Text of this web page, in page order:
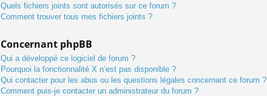
Quels fichiers joints sont autorisés sur ce forum ?
Comment trouver tous mes fichiers joints ?
Concernant phpBB
Qui a développé ce logiciel de forum ?
Pourquoi la fonctionnalité X n’est pas disponible ?
Qui contacter pour les abus ou les questions légales concernant ce forum ?
Comment puis-je contacter un administrateur du forum ?